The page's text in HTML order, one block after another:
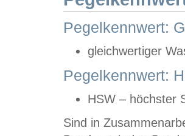
Pegelkennwert:
gleichwertiger
Pegelkennwert:
HSW – höchster
Sind in